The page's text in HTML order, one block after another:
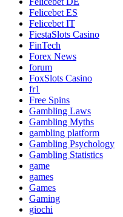
Felicebet ES
Felicebet IT
FiestaSlots Casino
FinTech
Forex News
forum
FoxSlots Casino
fr1
Free Spins
Gambling Laws
Gambling Myths
gambling platform
Gambling Psychology
Gambling Statistics
game
games
Games
Gaming
giochi